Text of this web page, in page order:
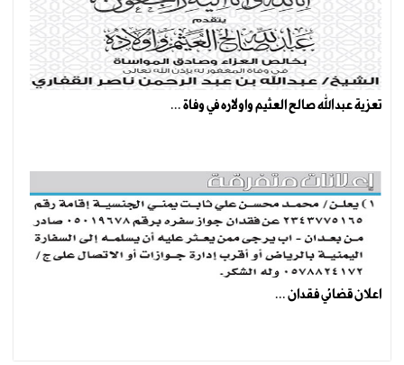
تعزية عبدالله صالح العثيم واولاره في وفاة ...
اعلان قضائي فقدان ...